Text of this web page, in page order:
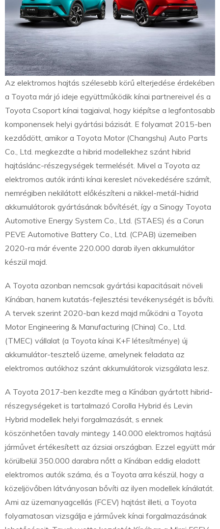
Az elektromos hajtás szélesebb körű elterjedése érdekében
a Toyota már jó ideje együttműködik kínai partnereivel és a
Toyota Csoport kínai tagjaival, hogy kiépítse a legfontosabb
komponensek helyi gyártási bázisát. E folyamat 2015-ben
kezdődött, amikor a Toyota Motor (Changshu) Auto Parts
Co., Ltd. megkezdte a hibrid modellekhez szánt hibrid
hajtáslánc-részegységek termelését. Mivel a Toyota az
elektromos autók iránti kínai kereslet növekedésére számít,
nemrégiben nekilátott előkészíteni a nikkel-metál-hidrid
akkumulátorok gyártásának bővítését, így a Sinogy Toyota
Automotive Energy System Co., Ltd. (STAES) és a Corun
PEVE Automotive Battery Co., Ltd. (CPAB) üzemeiben
2020-ra már évente 220.000 darab ilyen akkumulátor
készül majd.
A Toyota azonban nemcsak gyártási kapacitásait növeli
Kínában, hanem kutatás-fejlesztési tevékenységét is bővíti.
A tervek szerint 2020-ban kezd majd működni a Toyota
Motor Engineering & Manufacturing (China) Co., Ltd.
(TMEC) vállalat (a Toyota kínai K+F létesítménye) új
akkumulátor-tesztelő üzeme, amelynek feladata az
elektromos autókhoz szánt akkumulátorok vizsgálata lesz.
A Toyota 2017-ben kezdte meg a Kínában gyártott hibrid-
részegységeket is tartalmazó Corolla Hybrid és Levin
Hybrid modellek helyi forgalmazását, s ennek
köszönhetően tavaly mintegy 140.000 elektromos hajtású
járművet értékesített az ázsiai országban. Ezzel együtt már
körülbelül 350.000 darabra nőtt a Kínában eddig eladott
elektromos autók száma, és a Toyota arra készül, hogy a
közeljövőben látványosan bővíti az ilyen modellek kínálatát.
Ami az üzemanyagcellás (FCEV) hajtást illeti, a Toyota
folyamatosan vizsgálja e járművek kínai forgalmazásának